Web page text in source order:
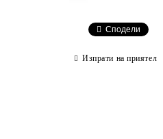
Сподели
Изпрати на приятел